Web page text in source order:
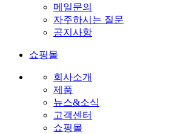
메일문의
자주하시는 질문
공지사항
쇼핑몰
회사소개
제품
뉴스&소식
고객센터
쇼핑몰